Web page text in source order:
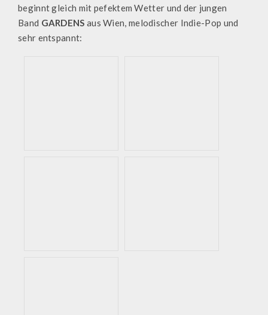
beginnt gleich mit pefektem Wetter und der jungen
Band GARDENS aus Wien, melodischer Indie-Pop und
sehr entspannt: